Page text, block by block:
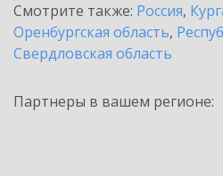
Смотрите также: Россия,
Оренбургская область,
Свердловская область
Партнеры в вашем регионе: